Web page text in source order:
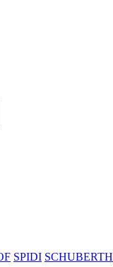
SPIDI SCHUBERTH